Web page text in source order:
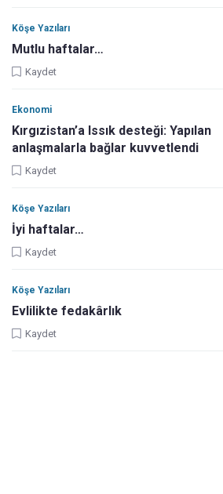
Köşe Yazıları
Mutlu haftalar…
Kaydet
Ekonomi
Kırgızistan’a Issık desteği: Yapılan
anlaşmalarla bağlar kuvvetlendi
Kaydet
Köşe Yazıları
İyi haftalar…
Kaydet
Köşe Yazıları
Evlilikte fedakârlık
Kaydet